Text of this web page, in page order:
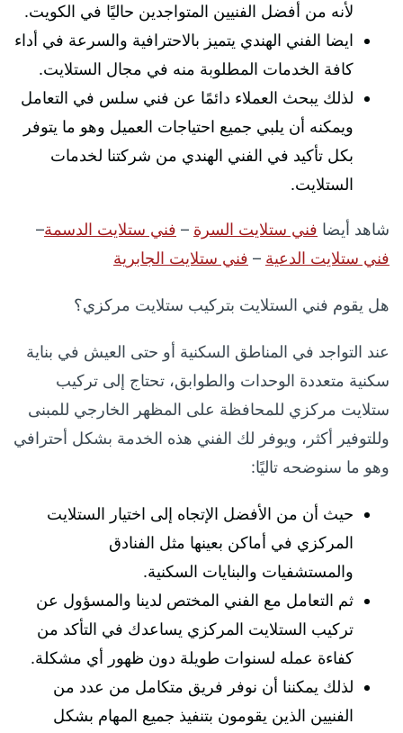
لأنه من أفضل الفنيين المتواجدين حاليًا في الكويت.
ايضا الفني الهندي يتميز بالاحترافية والسرعة في أداء
كافة الخدمات المطلوبة منه في مجال الستلايت.
لذلك يبحث العملاء دائمًا عن فني سلس في التعامل
ويمكنه أن يلبي جميع احتياجات العميل وهو ما يتوفر
بكل تأكيد في الفني الهندي من شركتنا لخدمات
الستلايت.
شاهد أيضا فني ستلايت السرة – فني ستلايت الدسمة–
فني ستلايت الدعية – فني ستلايت الجابرية
هل يقوم فني الستلايت بتركيب ستلايت مركزي؟
عند التواجد في المناطق السكنية أو حتى العيش في بناية
سكنية متعددة الوحدات والطوابق، تحتاج إلى تركيب
ستلايت مركزي للمحافظة على المظهر الخارجي للمبنى
وللتوفير أكثر، ويوفر لك الفني هذه الخدمة بشكل أحترافي
وهو ما سنوضحه تاليًا:
حيث أن من الأفضل الإتجاه إلى اختيار الستلايت
المركزي في أماكن بعينها مثل الفنادق
والمستشفيات والبنايات السكنية.
ثم التعامل مع الفني المختص لدينا والمسؤول عن
تركيب الستلايت المركزي يساعدك في التأكد من
كفاءة عمله لسنوات طويلة دون ظهور أي مشكلة.
لذلك يمكننا أن نوفر فريق متكامل من عدد من
الفنيين الذين يقومون بتنفيذ جميع المهام بشكل